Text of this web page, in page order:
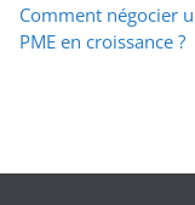
Comment négocier
PME en croissance ?